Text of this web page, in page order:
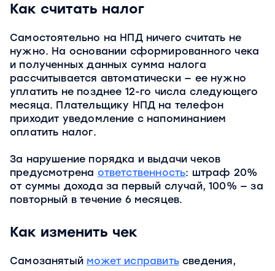
Как считать налог
Самостоятельно на НПД ничего считать не
нужно. На основании сформированного чека
и полученных данных сумма налога
рассчитывается автоматически — ее нужно
уплатить не позднее 12-го числа следующего
месяца. Плательщику НПД на телефон
приходит уведомление с напоминанием
оплатить налог.
За нарушение порядка и выдачи чеков
предусмотрена ответственность: штраф 20%
от суммы дохода за первый случай, 100% — за
повторный в течение 6 месяцев.
Как изменить чек
Самозанятый может исправитьсведения,